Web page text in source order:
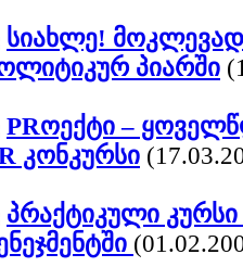
სიახლე!
პიარში
PRოექტი –
კონკურსი
პრაქტიკული კურსი